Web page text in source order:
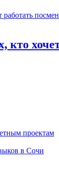
кто
проектам
в Сочи